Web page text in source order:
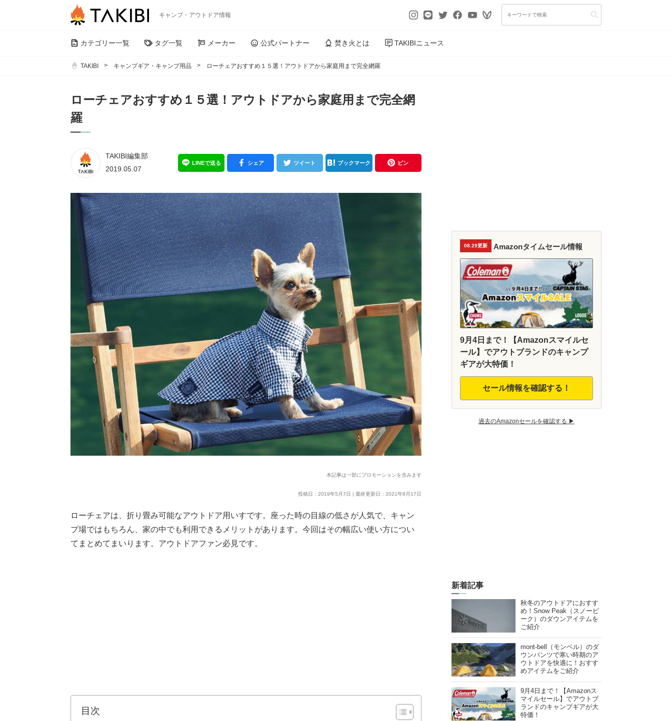
キャンプ・アウトドア情報
カテゴリー一覧 タグ一覧 メーカー 公式パートナー 焚き火とは TAKIBIニュース
TAKIBI キャンプギア・キャンプ用品 ローチェアおすすめ１５選！アウトドアから家庭用まで完全網羅
ローチェアおすすめ１５選！アウトドアから家庭用まで完全網
羅
TAKIBI編集部
2019.05.07
LINEで送る シェア ツイート ブックマーク ピン
本記事は一部にプロモーションを含みます
投稿日：2019年5月7日 | 最終更新日：2021年8月17日
ローチェアは、折り畳み可能なアウトドア用いすです。座った時の目線の低さが人気で、キャン
プ場ではもちろん、家の中でも利用できるメリットがあります。今回はその幅広い使い方につい
てまとめてまいります。アウトドアファン必見です。
目次
08.29更新 Amazonタイムセール情報
9月4日まで！【Amazonスマイルセ
ール】でアウトブランドのキャンプ
ギアが大特価！
セール情報を確認する！
過去のAmazonセールを確認する ▶︎
新着記事
秋冬のアウトドアにおすす
め！Snow Peak（スノーピ
ーク）のダウンアイテムを
ご紹介
mont-bell（モンベル）のダ
ウンパンツで寒い時期のア
ウトドアを快適に！おすす
めアイテムをご紹介
9月4日まで！【Amazonス
マイルセール】でアウトブ
ランドのキャンプギアが大
特価！